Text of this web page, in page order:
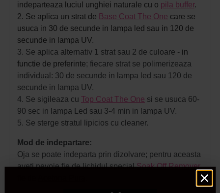
indeparteaza luciul unghiei naturale cu o pila buffer.
2. Se aplica un strat de Base Coat The One care se
usuca in 30 de secunde in lampa led sau in 120 de
secunde in lampa UV.
3. Se aplica alternativ 1 strat sau 2 de culoare - in
functie de preferinte; fiecare strat se polimerizeaza
individual: 30 de secunde in lampa led sau 120 de
secunde in lampa UV.
4. Se sigileaza cu Top Coat The One si se usuca 60-
90 sec in lampa Led sau 3-4 min in lampa UV.
5. Se sterge stratul lipicios cu cleaner.
Mod de indepartare:
Oja se poate indeparta prin dizolvare; pentru aceasta
aveti nevoie fie de lichidul specialSoak Off Remover,